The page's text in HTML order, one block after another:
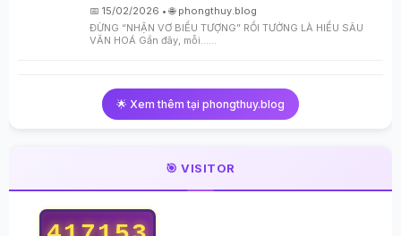
📅 15/02/2026 • 🌐 phongthuy.blog
ĐỪNG “NHẬN VƠ BIỂU TƯỢNG” RỒI TƯỞNG LÀ HIỂU SÂU
VĂN HOÁ Gần đây, mỗi…...
🌟 Xem thêm tại phongthuy.blog
🎯 VISITOR